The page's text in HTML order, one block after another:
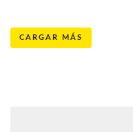
CARGAR MÁS